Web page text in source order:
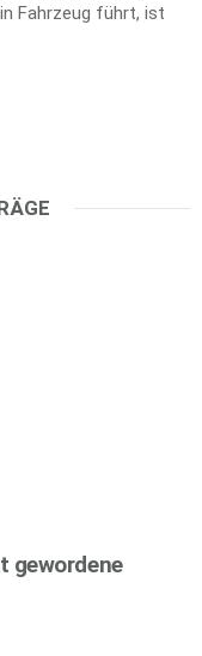
Fahrzeug führt, ist
gewordene